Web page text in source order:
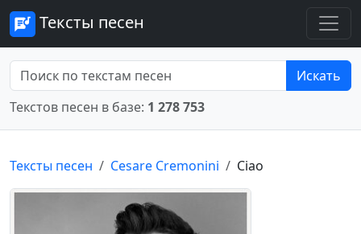
Тексты песен
Искать
Текстов песен в базе: 1 278 753
Тексты песен Cesare Cremonini Ciao